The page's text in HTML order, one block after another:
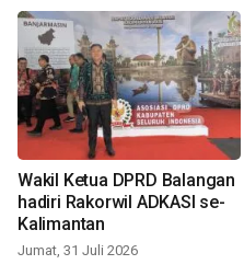
Wakil Ketua DPRD Balangan
hadiri Rakorwil ADKASI se-
Kalimantan
Jumat, 31 Juli 2026